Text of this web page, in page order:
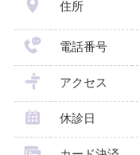
住所
電話番号
アクセス
休診日